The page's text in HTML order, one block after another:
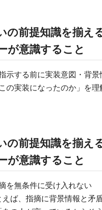
の前提知識を揃え
が意識すること
示する前に実装意図・背景
この実装になったのか」を
の前提知識を揃え
が意識すること
を無条件に受け入れない
えば、指摘に背景情報と矛